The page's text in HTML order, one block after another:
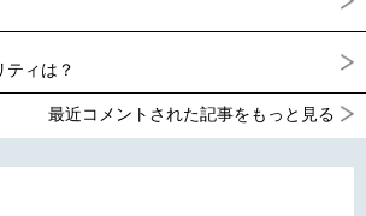
ティは？
最近コメントされた記事をもっと見る